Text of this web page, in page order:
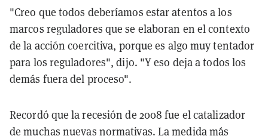
"Creo que todos deberíamos estar atentos a los
marcos reguladores que se elaboran en el contexto
de la acción coercitiva, porque es algo muy tentador
para los reguladores", dijo. "Y eso deja a todos los
demás fuera del proceso".
Recordó que la recesión de 2008 fue el catalizador
de muchas nuevas normativas. La medida más